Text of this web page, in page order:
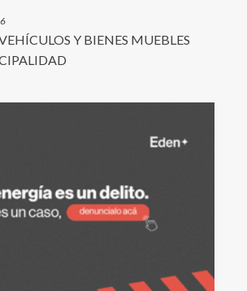
Y BIENES MUEBLES